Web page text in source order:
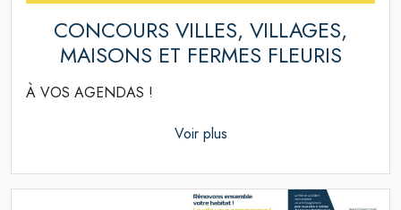
CONCOURS VILLES, VILLAGES,
MAISONS ET FERMES FLEURIS
À VOS AGENDAS !
Voir plus